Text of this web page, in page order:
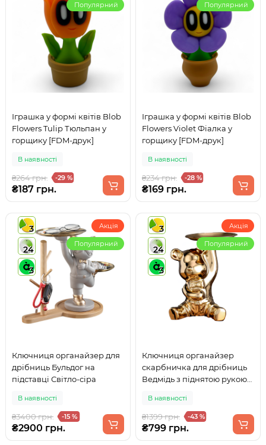
Популярний
Іграшка у формі квітів Blob
Flowers Tulip Тюльпан у
горщику [FDM-друк]
В наявності
₴264 грн. -29 %
₴187 грн.
Популярний
Іграшка у формі квітів Blob
Flowers Violet Фіалка у
горщику [FDM-друк]
В наявності
₴234 грн. -28 %
₴169 грн.
3
24
3
Акція
Популярний
Ключниця органайзер для
дрібниць Бульдог на
підставці Світло-сіра
В наявності
₴3400 грн. -15 %
₴2900 грн.
3
24
3
Акція
Популярний
Ключниця органайзер
скарбничка для дрібниць
Ведмідь з піднятою рукою
В наявності
₴1399 грн. -43 %
₴799 грн.